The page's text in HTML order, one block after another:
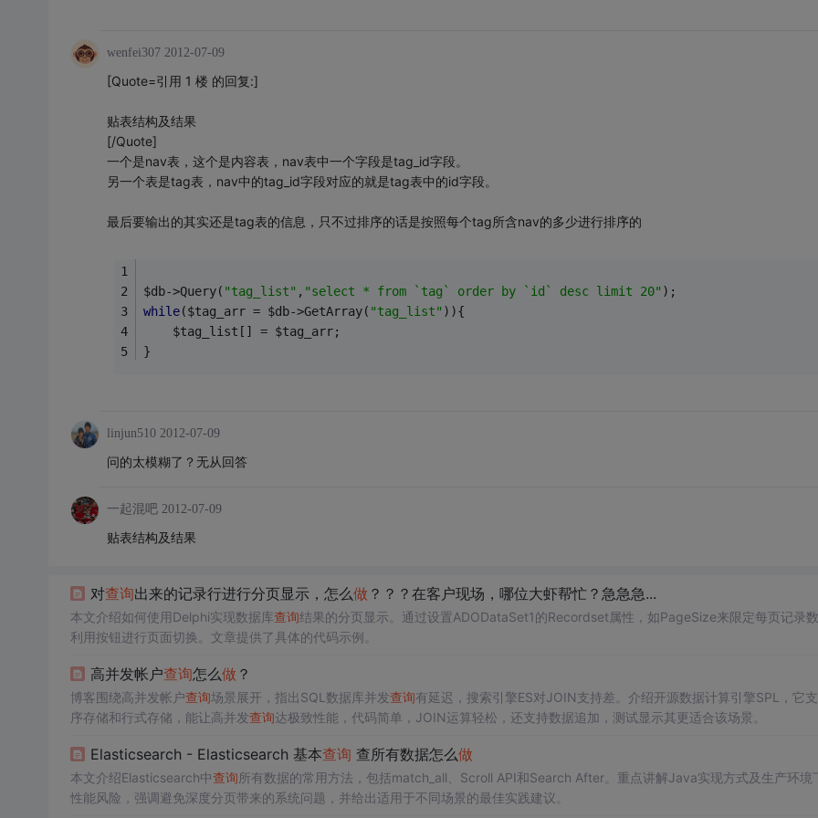
wenfei307 2012-07-09
[Quote=引用 1 楼 的回复:]
贴表结构及结果
[/Quote]
一个是nav表，这个是内容表，nav表中一个字段是tag_id字段。
另一个表是tag表，nav中的tag_id字段对应的就是tag表中的id字段。
最后要输出的其实还是tag表的信息，只不过排序的话是按照每个tag所含nav的多少进行排序的
$db->Query( "tag_list" , "select * from `tag` order by `id` desc limit 20" );
while($tag_arr = $db->GetArray( "tag_list" )){
    $tag_list[] = $tag_arr;
}
linjun510 2012-07-09
问的太模糊了？无从回答
一起混吧 2012-07-09
贴表结构及结果
对查询出来的记录行进行分页显示，怎么做 ？？？在客户现场，哪位大虾帮忙？急急急...
本文介绍如何使用Delphi实现数据库查询结果的分页显示。通过设置ADODataSet1的Recordset属性，如PageSize来限定每页记录
利用按钮进行页面切换。文章提供了具体的代码示例。
高并发帐户查询怎么做 ？
博客围绕高并发帐户查询场景展开，指出SQL数据库并发查询有延迟，搜索引擎ES对JOIN支持差。介绍开源数据计算引擎SPL，它
序存储和行式存储，能让高并发查询达极致性能，代码简单，JOIN运算轻松，还支持数据追加，测试显示其更适合该场景。
Elasticsearch - Elasticsearch 基本查询 查所有数据怎么做
本文介绍Elasticsearch中查询所有数据的常用方法，包括match_all、Scroll API和Search After。重点讲解Java实现方式及生产环境
性能风险，强调避免深度分页带来的系统问题，并给出适用于不同场景的最佳实践建议。